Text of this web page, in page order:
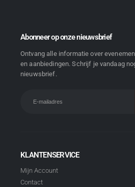
Abonneer op onze nieuwsbrief
Ontvang alle informatie over
en aanbiedingen. Schrijf je vandaag
nieuwsbrief.
KLANTENSERVICE
Mijn Account
Contact